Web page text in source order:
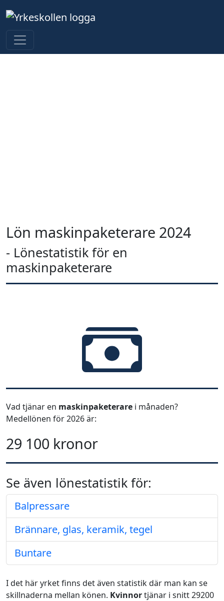
Lön maskinpaketerare 2024
- Lönestatistik för en
maskinpaketerare
Vad tjänar en maskinpaketerare i månaden?
Medellönen för 2026 är:
29 100 kronor
Se även lönestatistik för:
Balpressare
Brännare, glas, keramik, tegel
Buntare
I det här yrket finns det även statistik där man kan se
skillnaderna mellan könen. Kvinnortjänar i snitt 29200